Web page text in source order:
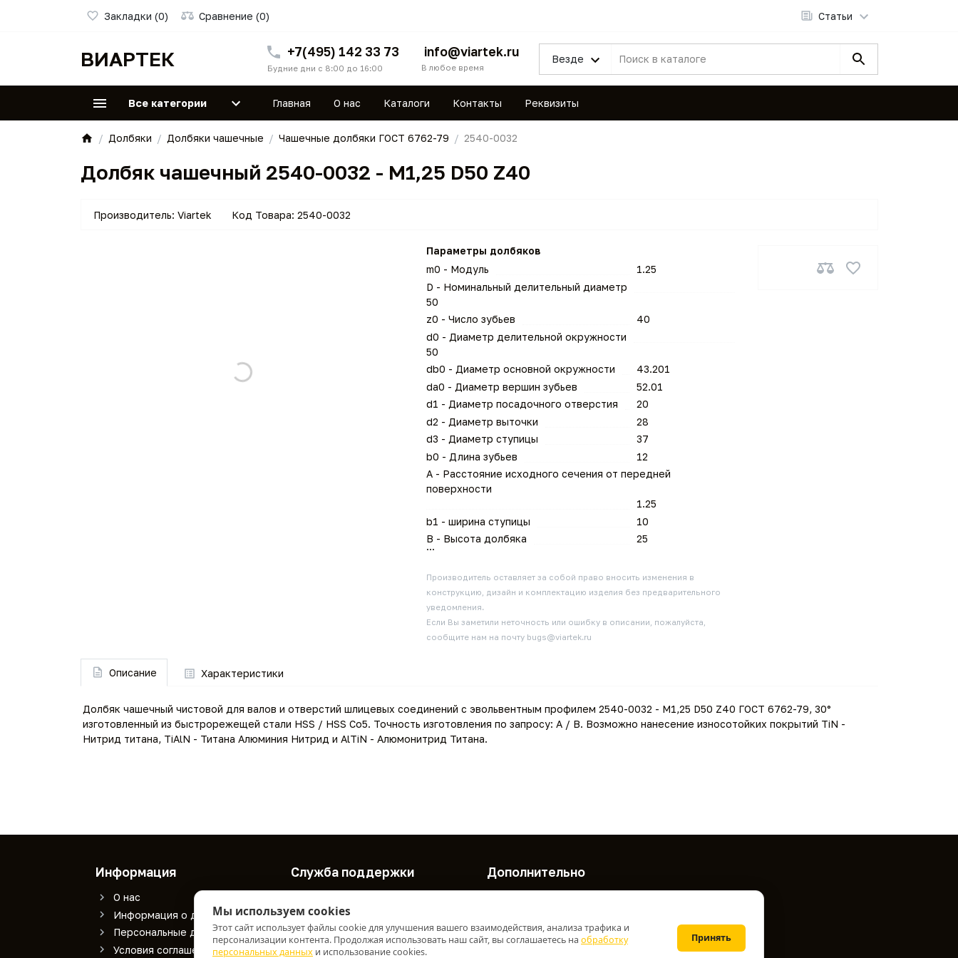
Закладки (0) Сравнение (0) Статьи
ВИАРТЕК +7(495) 142 33 73
Будние дни с 8:00 до 16:00
info@viartek.ru
В любое время
Везде
Все категории Главная О нас Каталоги Контакты Реквизиты
Долбяки Долбяки чашечные Чашечные долбяки ГОСТ 6762-79 2540-0032
Долбяк чашечный 2540-0032 - M1,25 D50 Z40
Производитель: Viartek Код Товара: 2540-0032
Параметры долбяков
m0 - Модуль
1.25
D - Номинальный делительный диаметр
50
z0 - Число зубьев
40
d0 - Диаметр делительной окружности
50
db0 - Диаметр основной окружности
43.201
da0 - Диаметр вершин зубьев
52.01
d1 - Диаметр посадочного отверстия
20
d2 - Диаметр выточки
28
d3 - Диаметр ступицы
37
b0 - Длина зубьев
12
A - Расстояние исходного сечения от передней
поверхности
1.25
b1 - ширина ступицы
10
B - Высота долбяка
25
...
Производитель оставляет за собой право вносить изменения в
конструкцию, дизайн и комплектацию изделия без предварительного
уведомления.
Если Вы заметили неточность или ошибку в описании, пожалуйста,
сообщите нам на почту bugs@viartek.ru
Описание Характеристики
Долбяк чашечный чистовой для валов и отверстий шлицевых соединений с эвольвентным профилем 2540-0032 - M1,25 D50 Z40 ГОСТ 6762-79, 30°
изготовленный из быстрорежещей стали HSS / HSS Co5. Точность изготовления по запросу: A / B. Возможно нанесение износотойких покрытий TiN -
Нитрид титана, TiAlN - Титана Алюминия Нитрид и AlTiN - Алюмонитрид Титана.
Информация
О нас
Информация о доставке
Персональные данные
Условия соглашения
Служба поддержки
Карта сайта
Дополнительно
Мы используем cookies
Этот сайт использует файлы cookie для улучшения вашего взаимодействия, анализа трафика и
персонализации контента. Продолжая использовать наш сайт, вы соглашаетесь на обработку
персональных данных и использование cookies.
Принять